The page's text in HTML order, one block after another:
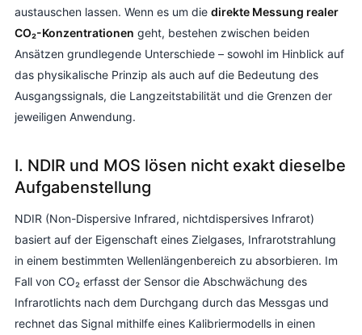
austauschen lassen. Wenn es um die direkte Messung realer
CO₂-Konzentrationen geht, bestehen zwischen beiden
Ansätzen grundlegende Unterschiede – sowohl im Hinblick auf
das physikalische Prinzip als auch auf die Bedeutung des
Ausgangssignals, die Langzeitstabilität und die Grenzen der
jeweiligen Anwendung.
I. NDIR und MOS lösen nicht exakt dieselbe
Aufgabenstellung
NDIR (Non-Dispersive Infrared, nichtdispersives Infrarot)
basiert auf der Eigenschaft eines Zielgases, Infrarotstrahlung
in einem bestimmten Wellenlängenbereich zu absorbieren. Im
Fall von CO₂ erfasst der Sensor die Abschwächung des
Infrarotlichts nach dem Durchgang durch das Messgas und
rechnet das Signal mithilfe eines Kalibriermodells in einen